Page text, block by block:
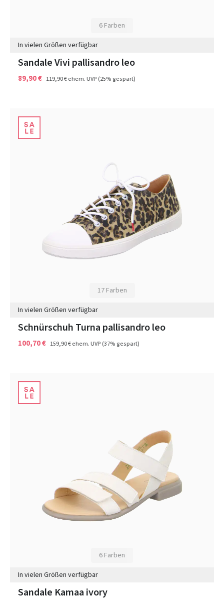
6 Farben
In vielen Größen verfügbar
Sandale Vivi pallisandro leo
89,90 € 119,90 €ehem. UVP(25% gespart)
17 Farben
In vielen Größen verfügbar
Schnürschuh Turna pallisandro leo
100,70 € 159,90 €ehem. UVP(37% gespart)
6 Farben
In vielen Größen verfügbar
Sandale Kamaa ivory